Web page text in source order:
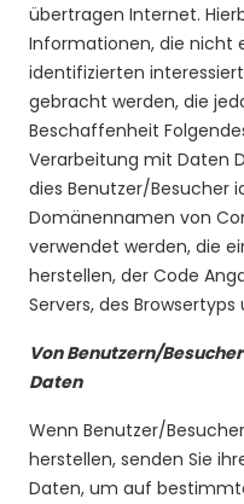
übertragen Internet.
Informationen, die nicht
identifizierten
gebracht werden, die
Beschaffenheit
Verarbeitung mit Daten
dies Benutzer/Besucher
Domänennamen von
verwendet werden, die
herstellen, der Code
Servers, des Browsertyps
Von Benutzern/
Daten
Wenn Benutzer/
herstellen, senden Sie
Daten, um auf